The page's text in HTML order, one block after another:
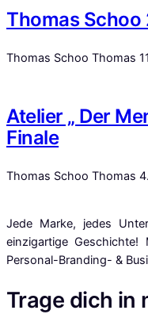
Thomas Schoo
Thomas Schoo Thomas
Atelier „ Der
Finale
Thomas Schoo Thomas
Jede Marke, jedes
einzigartige
Personal-Branding- &
Trage dich in